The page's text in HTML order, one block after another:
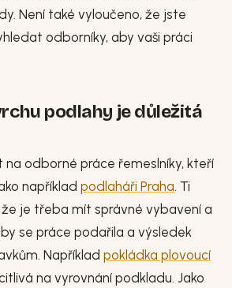
Není také vyloučeno, že jste
odborníky, aby vaši práci
podlahy je důležitá
na odborné práce řemeslníky, kteří
například podlaháři Praha. Ti
je třeba mít správné vybavení a
se práce podařila a výsledek
Například pokládka plovoucí
na vyrovnání podkladu. Jako